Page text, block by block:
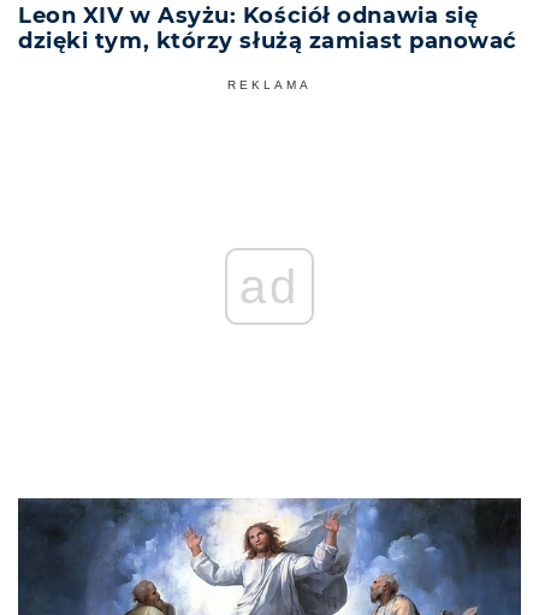
Leon XIV w Asyżu: Kościół odnawia się
dzięki tym, którzy służą zamiast panować
REKLAMA
ad